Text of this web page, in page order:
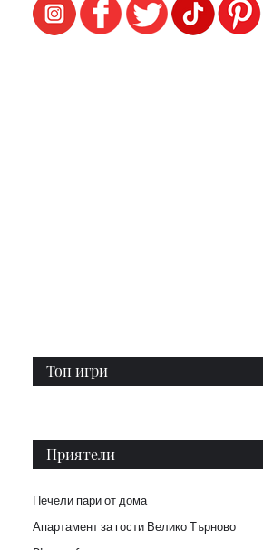
Топ игри
Приятели
Печели пари от дома
Апартамент за гости Велико Търново